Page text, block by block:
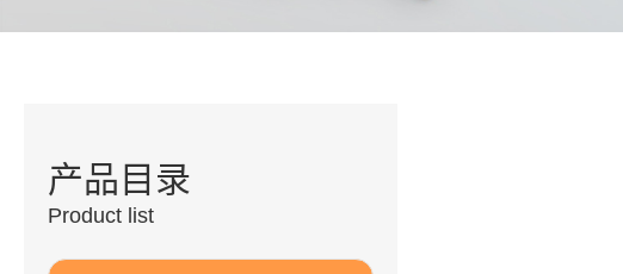
产品目录
Product list